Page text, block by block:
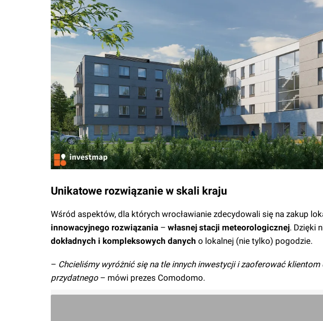
Unikatowe rozwiązanie w skali kraju
Wśród aspektów, dla których wrocławianie zdecydowali się na zakup
innowacyjnego rozwiązania – własnej stacji meteorologicznej. Dzięki
dokładnych i kompleksowych danych o lokalnej (nie tylko) pogodzie.
– Chcieliśmy wyróżnić się na tle innych inwestycji i zaoferować
przydatnego– mówi prezes Comodomo.